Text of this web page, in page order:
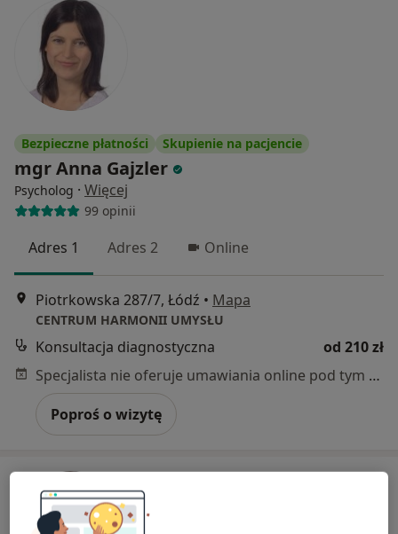
Bezpieczne płatności Skupienie na pacjencie
mgr Anna Gajzler
Psycholog · Więcej
99 opinii
Adres 1 Adres 2 Online
Piotrkowska 287/7, Łódź • Mapa
CENTRUM HARMONII UMYSŁU
Konsultacja diagnostyczna
od 210 zł
Specjalista nie oferuje umawiania online pod tym adresem.
Poproś o wizytę